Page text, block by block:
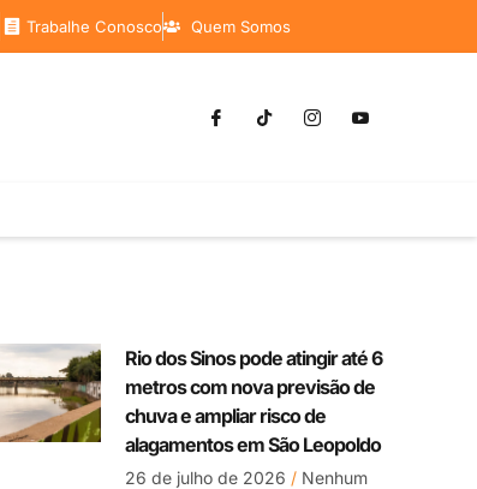
Trabalhe Conosco Quem Somos
Rio dos Sinos pode atingir até 6
metros com nova previsão de
chuva e ampliar risco de
alagamentos em São Leopoldo
26 de julho de 2026 Nenhum